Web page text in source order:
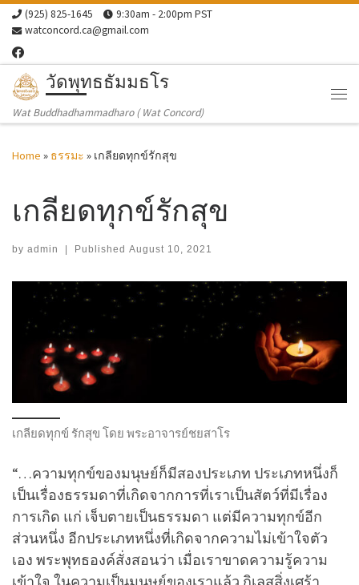
Skip to content
(925) 825-1645
9:30am - 2:00pm PST
watconcord.ca@gmail.com
วัดพุทธธัมมธโร
Wat Buddhadhammadharo ( Wat Concord)
Home » ธรรมะ » เกลียดทุกข์รักสุข
เกลียดทุกข์รักสุข
by admin | Published August 10, 2021
เกลียดทุกข์ รักสุข โดย พระอาจารย์ชยสาโร
“…ความทุกข์ของมนุษย์ก็มีสองประเภท ประเภทหนึ่งก็
เป็นเรื่องธรรมดาที่เกิดจากการที่เราเป็นสัตว์ที่มีเรื่อง
การเกิด แก่ เจ็บตายเป็นธรรมดา แต่มีความทุกข์อีก
ส่วนหนึ่ง อีกประเภทหนึ่งที่เกิดจากความไม่เข้าใจตัว
เอง พระพุทธองค์สั่งสอนว่า เมื่อเราขาดความรู้ความ